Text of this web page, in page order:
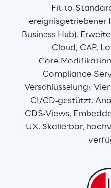
ereignisgetriebener
Business Hub).
Cloud, CAP,
Verschlüsselung).
CI/CD‑gestützt.
CDS‑Views,
UX. Skalierbar,